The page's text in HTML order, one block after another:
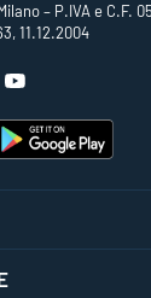
– P.IVA e C.F.
11.12.2004